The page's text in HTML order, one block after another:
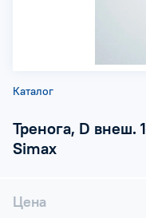
Каталог
Тренога, D внеш.
Simax
Цена